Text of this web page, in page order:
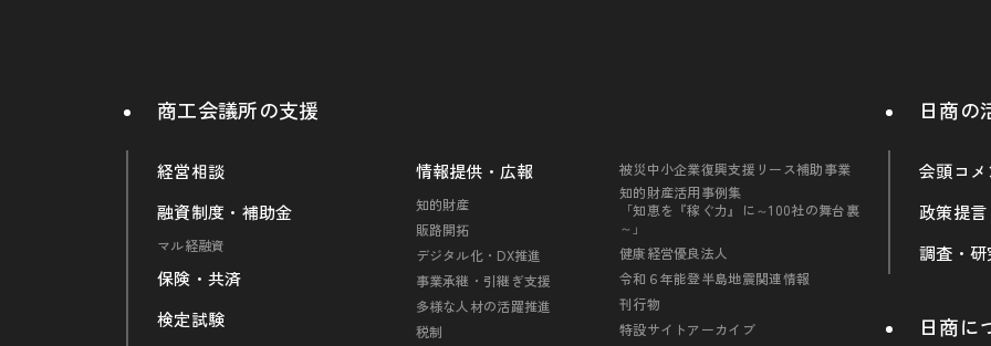
商工会議所の支援
経営相談
融資制度・補助金
マル経融資
保険・共済
検定試験
情報提供・広報
知的財産
販路開拓
デジタル化・DX推進
事業承継・引継ぎ支援
多様な人材の活躍推進
税制
被災中小企業復興支援リース補助事業
知的財産活用事例集
「知恵を『稼ぐ力』に～100社の舞台裏
～」
健康経営優良法人
令和６年能登半島地震関連情報
刊行物
特設サイトアーカイブ
日商の
会頭コメ
政策提言
調査・研
日商に